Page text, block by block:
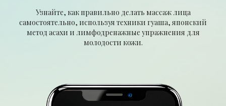
Узнайте, как правильно делать массаж лица
самостоятельно, используя техники гуаша, японский
метод асахи и лимфодренажные упражнения для
молодости кожи.